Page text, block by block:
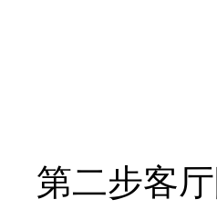
第二步客